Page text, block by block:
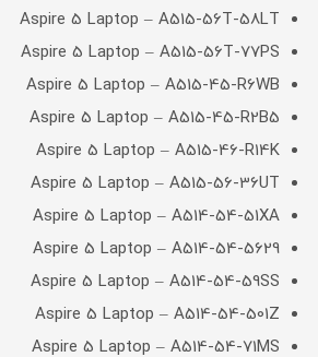
Aspire 5 Laptop – A515-56T-58LT
Aspire 5 Laptop – A515-56T-77PS
Aspire 5 Laptop – A515-45-R6WB
Aspire 5 Laptop – A515-45-R2B5
Aspire 5 Laptop – A515-46-R14K
Aspire 5 Laptop – A515-56-36UT
Aspire 5 Laptop – A514-54-51XA
Aspire 5 Laptop – A514-54-5629
Aspire 5 Laptop – A514-54-59SS
Aspire 5 Laptop – A514-54-501Z
Aspire 5 Laptop – A514-54-71MS